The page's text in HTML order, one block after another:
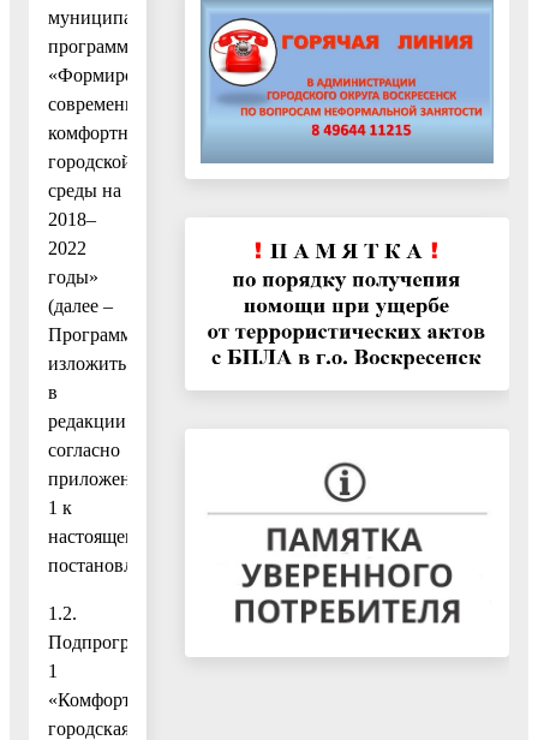
муниципальной
программы
«Формирование
современной
комфортной
городской
среды на
2018–
2022
годы»
(далее –
Программа)
изложить
в
редакции
согласно
приложению
1 к
настоящему
постановлению;
1.2.
Подпрограмму
1
«Комфортная
городская